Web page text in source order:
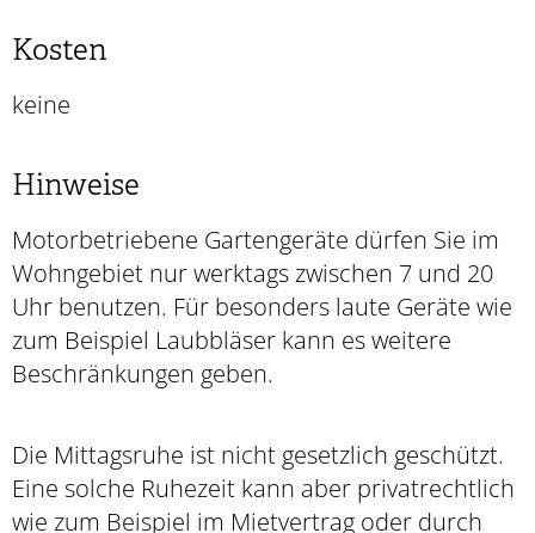
Kosten
keine
Hinweise
Motorbetriebene Gartengeräte dürfen Sie im
Wohngebiet nur werktags zwischen 7 und 20
Uhr benutzen. Für besonders laute Geräte wie
zum Beispiel Laubbläser kann es weitere
Beschränkungen geben.
Die Mittagsruhe ist nicht gesetzlich geschützt.
Eine solche Ruhezeit kann aber privatrechtlich
wie zum Beispiel im Mietvertrag oder durch